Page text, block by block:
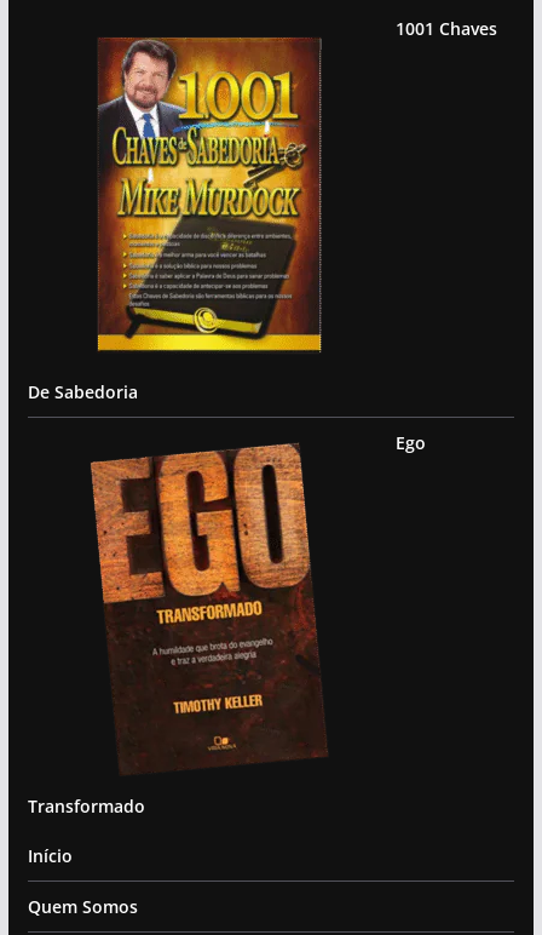
1001 Chaves
De Sabedoria
Ego
Transformado
Início
Quem Somos